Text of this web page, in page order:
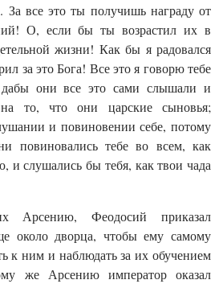
За все это ты получишь награду от
О, если бы ты возрастил их в
жизни! Как бы я радовался
за это Бога! Все это я говорю тебе
они все это сами слышали и
то, что они царские сыновья;
и повиновении себе, потому
повиновались тебе во всем, как
и слушались бы тебя, как твои чада
Арсению, Феодосий приказал
около дворца, чтобы ему самому
к ним и наблюдать за их обучением
же Арсению император оказал